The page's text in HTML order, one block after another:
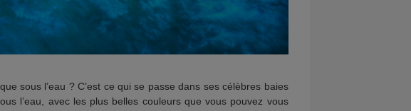
sous l’eau ? C’est ce qui se passe dans ses célèbres baies
l’eau, avec les plus belles couleurs que vous pouvez vous